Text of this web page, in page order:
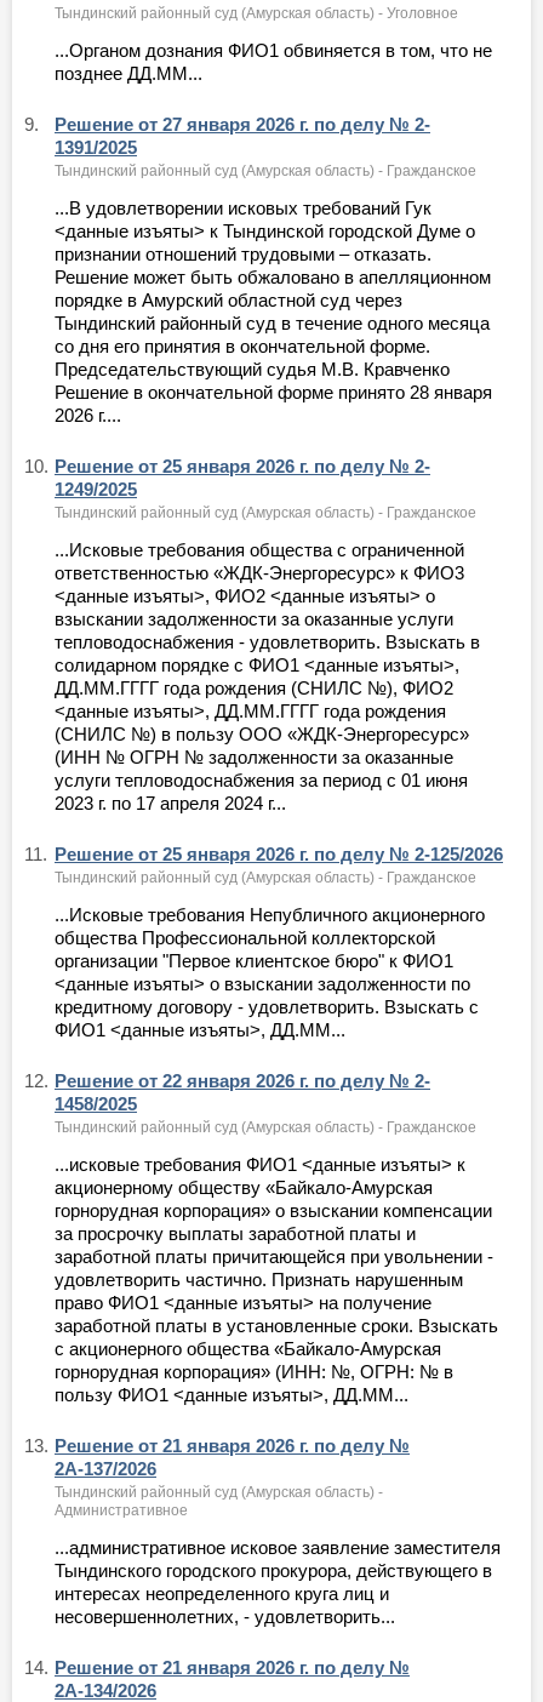
Тындинский районный суд (Амурская область) - Уголовное
...Органом дознания ФИО1 обвиняется в том, что не
позднее ДД.ММ...
9.
Решение от 27 января 2026 г. по делу № 2-
1391/2025
Тындинский районный суд (Амурская область) - Гражданское
...В удовлетворении исковых требований Гук
<данные изъяты> к Тындинской городской Думе о
признании отношений трудовыми – отказать.
Решение может быть обжаловано в апелляционном
порядке в Амурский областной суд через
Тындинский районный суд в течение одного месяца
со дня его принятия в окончательной форме.
Председательствующий судья М.В. Кравченко
Решение в окончательной форме принято 28 января
2026 г....
10. Решение от 25 января 2026 г. по делу № 2-
1249/2025
Тындинский районный суд (Амурская область) - Гражданское
...Исковые требования общества с ограниченной
ответственностью «ЖДК-Энергоресурс» к ФИО3
<данные изъяты>, ФИО2 <данные изъяты> о
взыскании задолженности за оказанные услуги
тепловодоснабжения - удовлетворить. Взыскать в
солидарном порядке с ФИО1 <данные изъяты>,
ДД.ММ.ГГГГ года рождения (СНИЛС №), ФИО2
<данные изъяты>, ДД.ММ.ГГГГ года рождения
(СНИЛС №) в пользу ООО «ЖДК-Энергоресурс»
(ИНН № ОГРН № задолженности за оказанные
услуги тепловодоснабжения за период с 01 июня
2023 г. по 17 апреля 2024 г...
11. Решение от 25 января 2026 г. по делу № 2-125/2026
Тындинский районный суд (Амурская область) - Гражданское
...Исковые требования Непубличного акционерного
общества Профессиональной коллекторской
организации "Первое клиентское бюро" к ФИО1
<данные изъяты> о взыскании задолженности по
кредитному договору - удовлетворить. Взыскать с
ФИО1 <данные изъяты>, ДД.ММ...
12. Решение от 22 января 2026 г. по делу № 2-
1458/2025
Тындинский районный суд (Амурская область) - Гражданское
...исковые требования ФИО1 <данные изъяты> к
акционерному обществу «Байкало-Амурская
горнорудная корпорация» о взыскании компенсации
за просрочку выплаты заработной платы и
заработной платы причитающейся при увольнении -
удовлетворить частично. Признать нарушенным
право ФИО1 <данные изъяты> на получение
заработной платы в установленные сроки. Взыскать
с акционерного общества «Байкало-Амурская
горнорудная корпорация» (ИНН: №, ОГРН: № в
пользу ФИО1 <данные изъяты>, ДД.ММ...
13. Решение от 21 января 2026 г. по делу №
2А-137/2026
Тындинский районный суд (Амурская область) -
Административное
...административное исковое заявление заместителя
Тындинского городского прокурора, действующего в
интересах неопределенного круга лиц и
несовершеннолетних, - удовлетворить...
14. Решение от 21 января 2026 г. по делу №
2А-134/2026